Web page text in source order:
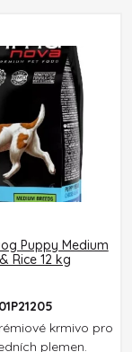
Puppy Medium
Rice 12 kg
01P21205
krmivo pro
plemen.